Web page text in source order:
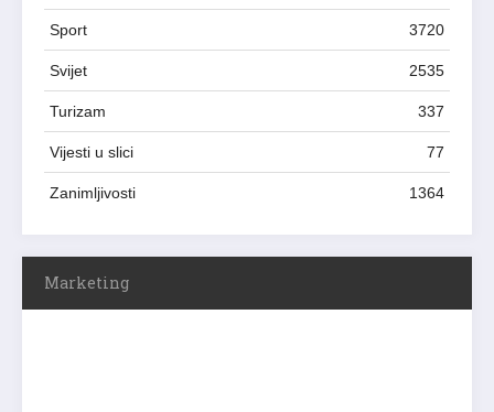
Sport 3720
Svijet 2535
Turizam 337
Vijesti u slici 77
Zanimljivosti 1364
Marketing